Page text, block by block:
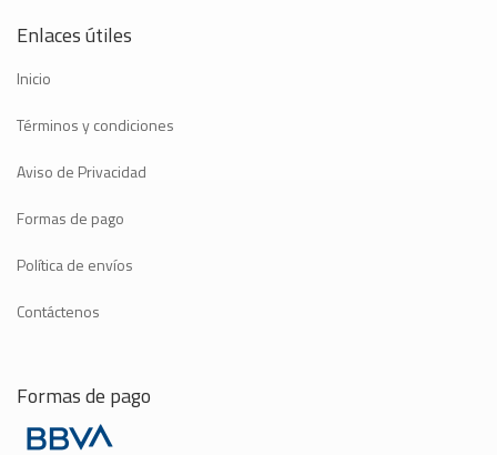
Enlaces útiles
Inicio
Términos y condiciones
Aviso de Privacidad
Formas de pago
Política de envíos
Contáctenos
Formas de pago